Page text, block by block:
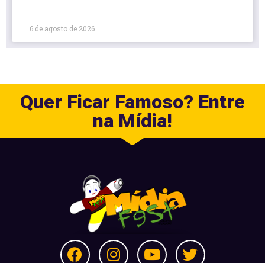
6 de agosto de 2026
Quer Ficar Famoso? Entre
na Mídia!